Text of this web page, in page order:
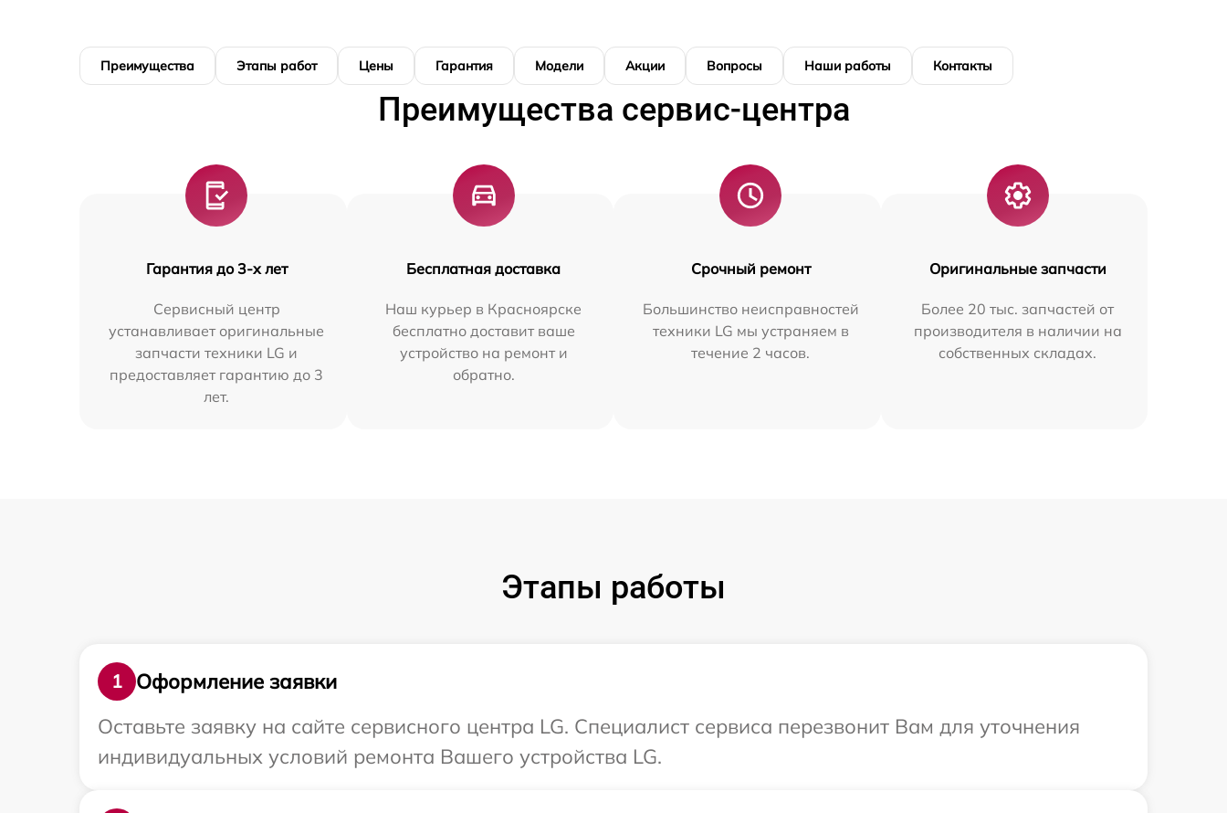
Преимущества Этапы работ Цены Гарантия Модели Акции Вопросы Наши работы Контакты
Преимущества сервис-центра
Гарантия до 3-х лет
Сервисный центр
устанавливает оригинальные
запчасти техники LG и
предоставляет гарантию до 3
лет.
Бесплатная доставка
Наш курьер в Красноярске
бесплатно доставит ваше
устройство на ремонт и
обратно.
Срочный ремонт
Большинство неисправностей
техники LG мы устраняем в
течение 2 часов.
Оригинальные запчасти
Более 20 тыс. запчастей от
производителя в наличии на
собственных складах.
Этапы работы
1
Оформление заявки
Оставьте заявку на сайте сервисного центра LG. Специалист сервиса перезвонит Вам для уточнения
индивидуальных условий ремонта Вашего устройства LG.